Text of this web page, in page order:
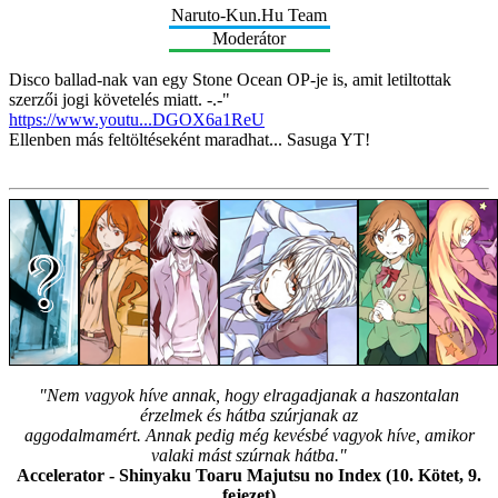
Naruto-Kun.Hu Team
Moderátor
Disco ballad-nak van egy Stone Ocean OP-je is, amit letiltottak
szerzői jogi követelés miatt. -.-"
https://www.youtu...DGOX6a1ReU
Ellenben más feltöltéseként maradhat... Sasuga YT!
"Nem vagyok híve annak, hogy elragadjanak a haszontalan
érzelmek és hátba szúrjanak az
aggodalmamért. Annak pedig még kevésbé vagyok híve, amikor
valaki mást szúrnak hátba."
Accelerator - Shinyaku Toaru Majutsu no Index (10. Kötet, 9.